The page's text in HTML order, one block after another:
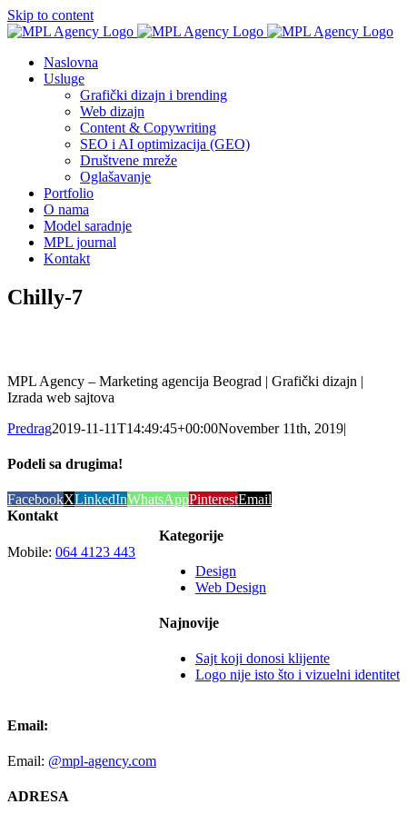
Skip to content
Naslovna
Usluge
Grafički dizajn i brending
Web dizajn
Content & Copywriting
SEO i AI optimizacija (GEO)
Društvene mreže
Oglašavanje
Portfolio
O nama
Model saradnje
MPL journal
Kontakt
Chilly-7
MPL Agency – Marketing agencija Beograd | Grafički dizajn |
Izrada web sajtova
Predrag2019-11-11T14:49:45+00:00November 11th, 2019|
Podeli sa drugima!
FacebookXLinkedInWhatsAppPinterestEmail
Kategorije
Design
Web Design
Najnovije
Sajt koji donosi klijente
Logo nije isto što i vizuelni identitet
Kontakt
Mobile: 064 4123 443
Email:
Email: @mpl-agency.com
ADRESA